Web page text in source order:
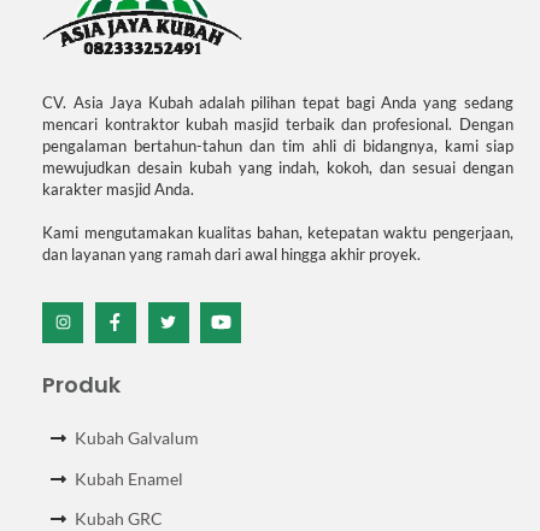
CV. Asia Jaya Kubah adalah pilihan tepat bagi Anda yang sedang
mencari kontraktor kubah masjid terbaik dan profesional. Dengan
pengalaman bertahun-tahun dan tim ahli di bidangnya, kami siap
mewujudkan desain kubah yang indah, kokoh, dan sesuai dengan
karakter masjid Anda.
Kami mengutamakan kualitas bahan, ketepatan waktu pengerjaan,
dan layanan yang ramah dari awal hingga akhir proyek.
Icon
Icon
Icon
Icon
Produk
Kubah Galvalum
Kubah Enamel
Kubah GRC